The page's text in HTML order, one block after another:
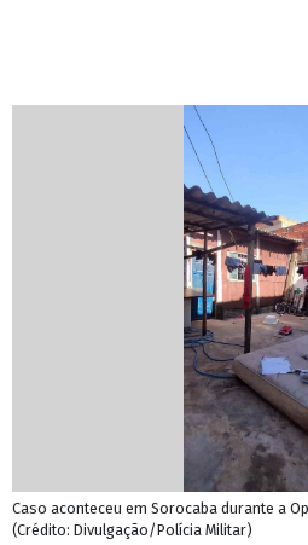
Caso aconteceu em Sorocaba durante a
(Crédito: Divulgação/Polícia Militar)